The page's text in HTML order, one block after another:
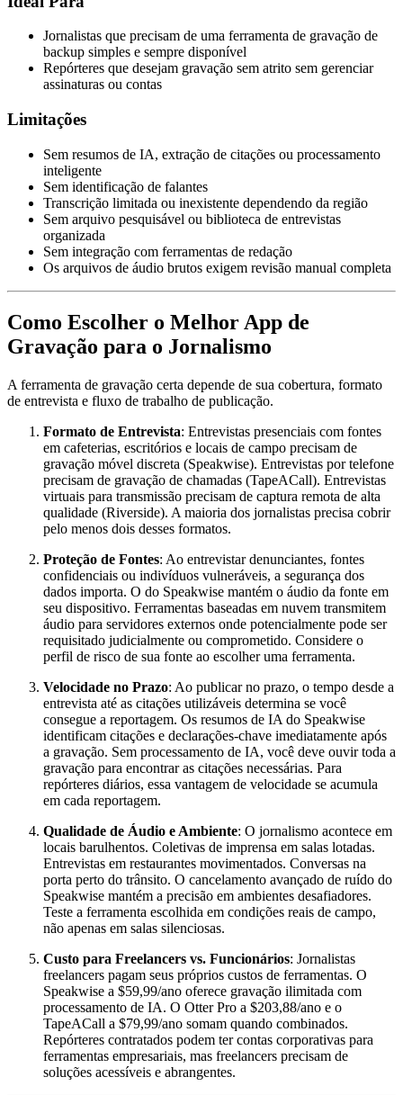
Jornalistas que precisam de uma ferramenta de gravação de
backup simples e sempre disponível
Repórteres que desejam gravação sem atrito sem gerenciar
assinaturas ou contas
Limitações
Sem resumos de IA, extração de citações ou processamento
inteligente
Sem identificação de falantes
Transcrição limitada ou inexistente dependendo da região
Sem arquivo pesquisável ou biblioteca de entrevistas
organizada
Sem integração com ferramentas de redação
Os arquivos de áudio brutos exigem revisão manual completa
Como Escolher o Melhor App de
Gravação para o Jornalismo
A ferramenta de gravação certa depende de sua cobertura, formato
de entrevista e fluxo de trabalho de publicação.
Formato de Entrevista: Entrevistas presenciais com fontes
em cafeterias, escritórios e locais de campo precisam de
gravação móvel discreta (Speakwise). Entrevistas por telefone
precisam de gravação de chamadas (TapeACall). Entrevistas
virtuais para transmissão precisam de captura remota de alta
qualidade (Riverside). A maioria dos jornalistas precisa cobrir
pelo menos dois desses formatos.
Proteção de Fontes: Ao entrevistar denunciantes, fontes
confidenciais ou indivíduos vulneráveis, a segurança dos
dados importa. O do Speakwise mantém o áudio da fonte em
seu dispositivo. Ferramentas baseadas em nuvem transmitem
áudio para servidores externos onde potencialmente pode ser
requisitado judicialmente ou comprometido. Considere o
perfil de risco de sua fonte ao escolher uma ferramenta.
Velocidade no Prazo: Ao publicar no prazo, o tempo desde a
entrevista até as citações utilizáveis determina se você
consegue a reportagem. Os resumos de IA do Speakwise
identificam citações e declarações-chave imediatamente após
a gravação. Sem processamento de IA, você deve ouvir toda a
gravação para encontrar as citações necessárias. Para
repórteres diários, essa vantagem de velocidade se acumula
em cada reportagem.
Qualidade de Áudio e Ambiente: O jornalismo acontece em
locais barulhentos. Coletivas de imprensa em salas lotadas.
Entrevistas em restaurantes movimentados. Conversas na
porta perto do trânsito. O cancelamento avançado de ruído do
Speakwise mantém a precisão em ambientes desafiadores.
Teste a ferramenta escolhida em condições reais de campo,
não apenas em salas silenciosas.
Custo para Freelancers vs. Funcionários: Jornalistas
freelancers pagam seus próprios custos de ferramentas. O
Speakwise a $59,99/ano oferece gravação ilimitada com
processamento de IA. O Otter Pro a $203,88/ano e o
TapeACall a $79,99/ano somam quando combinados.
Repórteres contratados podem ter contas corporativas para
ferramentas empresariais, mas freelancers precisam de
soluções acessíveis e abrangentes.